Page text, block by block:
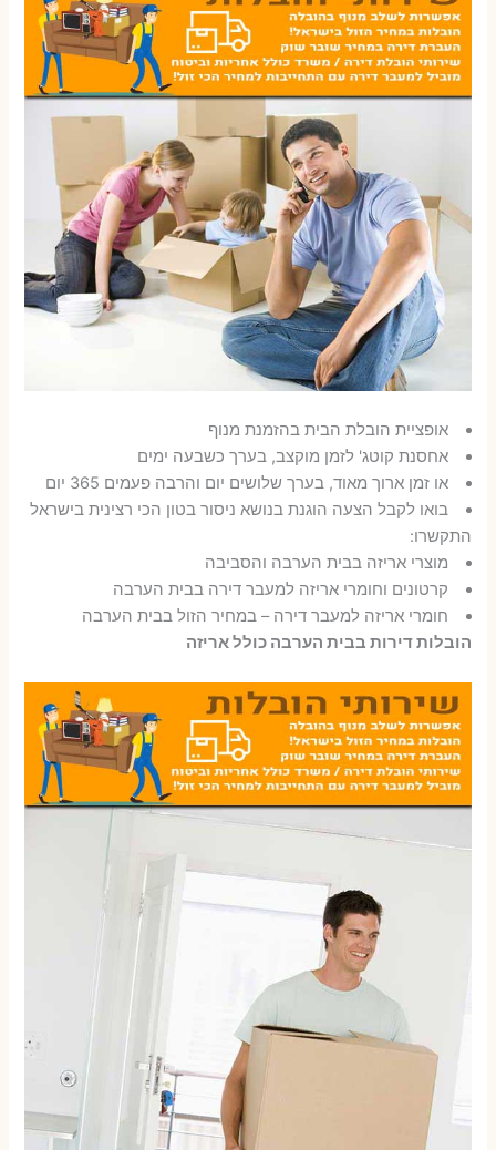
אופציית הובלת הבית בהזמנת מנוף
אחסנת קוטג' לזמן מוקצב, בערך כשבעה ימים
או זמן ארוך מאוד, בערך שלושים יום והרבה פעמים 365 יום
בואו לקבל הצעה הוגנת בנושא ניסור בטון הכי רצינית בישראל
התקשרו:
מוצרי אריזה בבית הערבה והסביבה
קרטונים וחומרי אריזה למעבר דירה בבית הערבה
חומרי אריזה למעבר דירה – במחיר הזול בבית הערבה
הובלות דירות בבית הערבה כולל אריזה